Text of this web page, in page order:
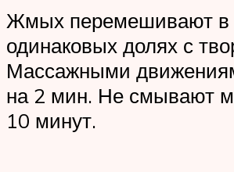
Жмых перемешивают в
одинаковых долях с
Массажными
на 2 мин. Не смывают
10 минут.